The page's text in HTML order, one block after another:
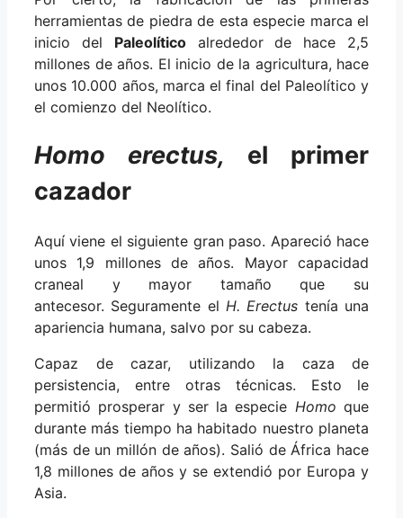
herramientas de piedra de esta especie marca el
inicio del Paleolíticoalrededor de hace 2,5
millones de años. El inicio de la agricultura, hace
unos 10.000 años, marca el final del Paleolítico y
el comienzo del Neolítico.
Homo erectus, el primer
cazador
Aquí viene el siguiente gran paso. Apareció hace
unos 1,9 millones de años. Mayor capacidad
craneal y mayor tamaño que su
antecesor. Seguramente el H. Erectus tenía una
apariencia humana, salvo por su cabeza.
Capaz de cazar, utilizando la caza de
persistencia, entre otras técnicas. Esto le
permitió prosperar y ser la especie Homo que
durante más tiempo ha habitado nuestro planeta
(más de un millón de años). Salió de África hace
1,8 millones de años y se extendió por Europa y
Asia.